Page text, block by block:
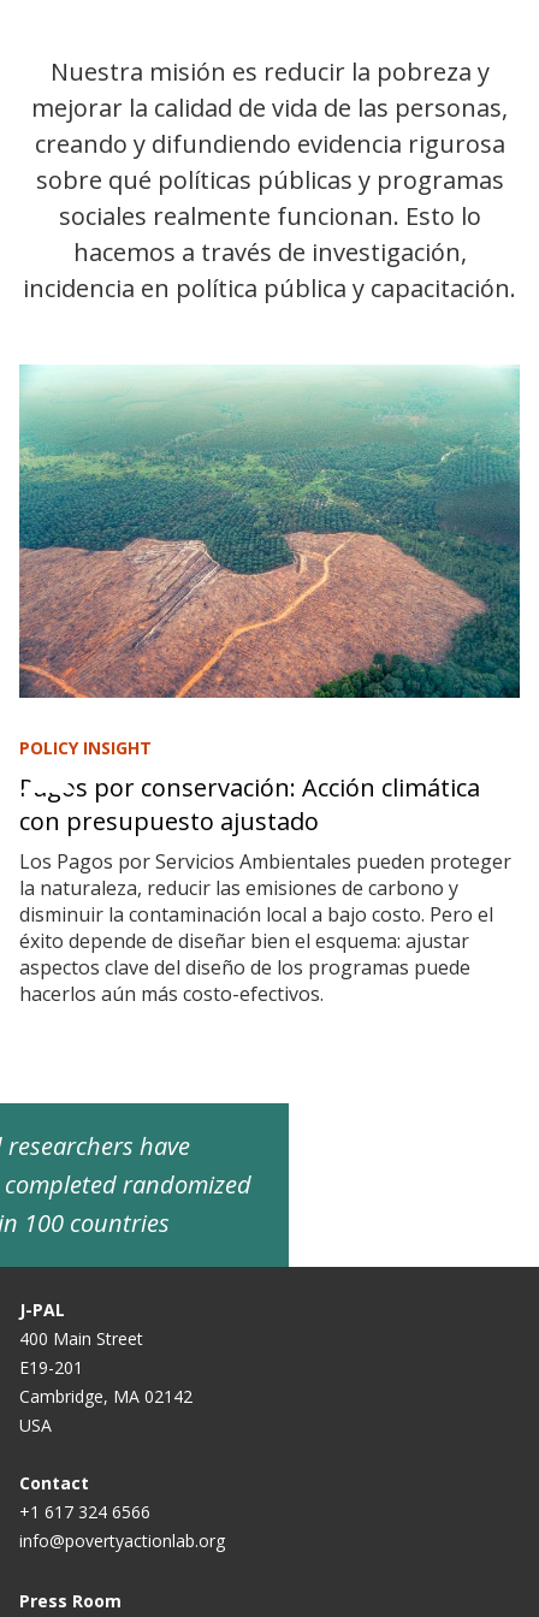
Nuestra misión es reducir la pobreza y
mejorar la calidad de vida de las personas,
creando y difundiendo evidencia rigurosa
sobre qué políticas públicas y programas
sociales realmente funcionan. Esto lo
hacemos a través de investigación,
incidencia en política pública y capacitación.
POLICY INSIGHT
Pagos por conservación: Acción climática
con presupuesto ajustado
Los Pagos por Servicios Ambientales pueden proteger
la naturaleza, reducir las emisiones de carbono y
disminuir la contaminación local a bajo costo. Pero el
éxito depende de diseñar bien el esquema: ajustar
aspectos clave del diseño de los programas puede
hacerlos aún más costo-efectivos.
researchers have
randomized
100 countries
J-PAL
400 Main Street
E19-201
Cambridge, MA 02142
USA
Contact
+1 617 324 6566
info@povertyactionlab.org
Press Room